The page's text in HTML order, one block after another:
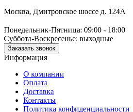
Москва, Дмитровское шоссе д. 124А
Понедельник-Пятница: 09:00 - 18:00
Суббота-Воскресенье: выходные
Заказать звонок
Информация
О компании
Оплата
Доставка
Контакты
Политика конфиденциальности